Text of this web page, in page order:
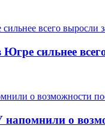
сильнее
о